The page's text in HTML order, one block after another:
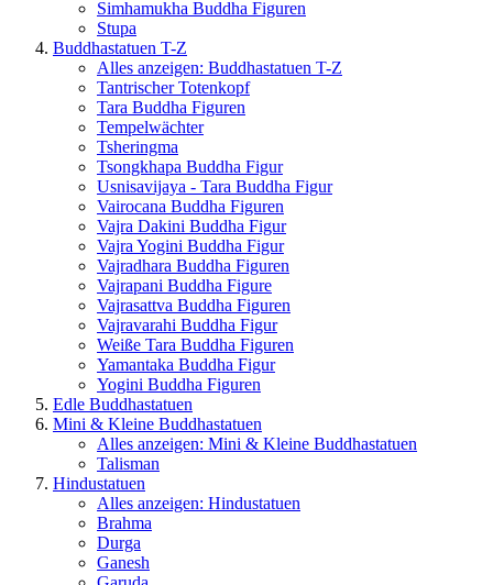
Simhamukha Buddha Figuren
Stupa
Buddhastatuen T-Z
Alles anzeigen: Buddhastatuen T-Z
Tantrischer Totenkopf
Tara Buddha Figuren
Tempelwächter
Tsheringma
Tsongkhapa Buddha Figur
Usnisavijaya - Tara Buddha Figur
Vairocana Buddha Figuren
Vajra Dakini Buddha Figur
Vajra Yogini Buddha Figur
Vajradhara Buddha Figuren
Vajrapani Buddha Figure
Vajrasattva Buddha Figuren
Vajravarahi Buddha Figur
Weiße Tara Buddha Figuren
Yamantaka Buddha Figur
Yogini Buddha Figuren
Edle Buddhastatuen
Mini & Kleine Buddhastatuen
Alles anzeigen: Mini & Kleine Buddhastatuen
Talisman
Hindustatuen
Alles anzeigen: Hindustatuen
Brahma
Durga
Ganesh